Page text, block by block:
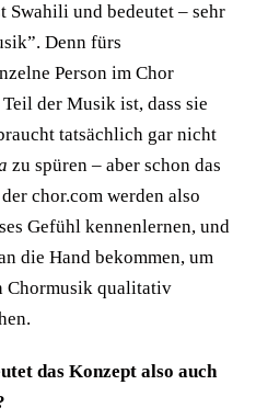
Swahili und bedeutet – sehr
Denn fürs
Person im Chor
der Musik ist, dass sie
tatsächlich gar nicht
zu spüren – aber schon das
chor.com werden also
Gefühl kennenlernen, und
die Hand bekommen, um
Chormusik qualitativ
das Konzept also auch